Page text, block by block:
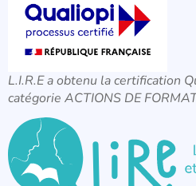
L.I.R.E a obtenu la certification
catégorie ACTIONS DE